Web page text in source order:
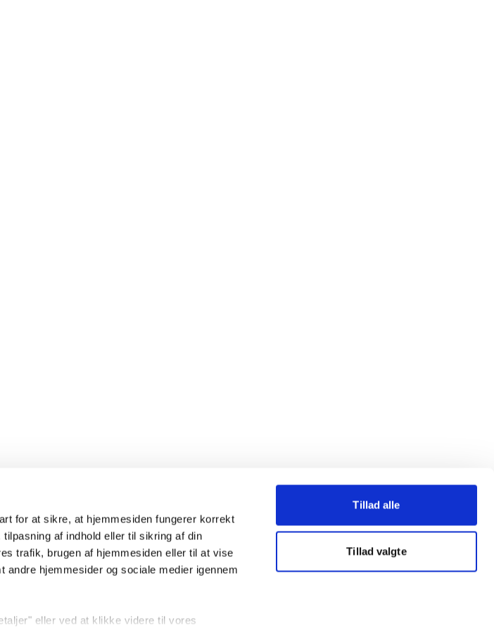
for at sikre, at hjemmesiden fungerer korrekt
af indhold eller til sikring af din
trafik, brugen af hjemmesiden eller til at vise
hjemmesider og sociale medier igennem
eller ved at klikke videre til vores
Tillad alle
Tillad valgte